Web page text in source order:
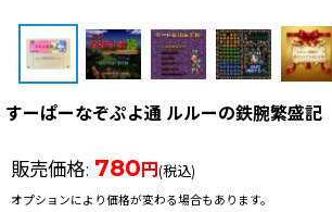
すーぱーなぞぷよ通 ルルーの鉄腕繁盛記
販売価格: 780 円 (税込)
オプションにより価格が変わる場合もあります。